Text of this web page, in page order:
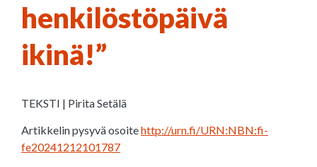
henkilöstöpäivä
ikinä!”
TEKSTI | Pirita Setälä
Artikkelin pysyvä osoitehttp://urn.fi/URN:NBN:fi-
fe20241212101787